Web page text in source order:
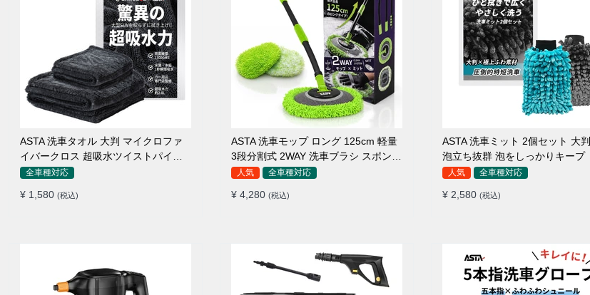
ASTA 洗車タオル 大判 マイクロファ
イバークロス 超吸水ツイストパイル
洗車クロス 傷防止 両面使える
全車種対応
¥ 1,580 (税込)
ASTA 洗車モップ ロング 125cm 軽量
3段分割式 2WAY 洗車ブラシ スポンジ
高吸水 マイクロファイバー 脚立不要
傷つかない 車用 ルーフ・ボディ対応
人気 全車種対応
¥ 4,280 (税込)
ASTA 洗車ミット 2個セット 大判 厚手
泡立ち抜群 泡をしっかりキープ
車スポンジ マイクロファイバー
ホイール対応 洗車 用途別に使い
人気 全車種対応
¥ 2,580 (税込)